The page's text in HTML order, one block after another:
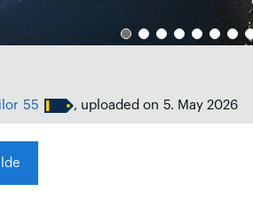
55 , uploaded on 5. May 2026